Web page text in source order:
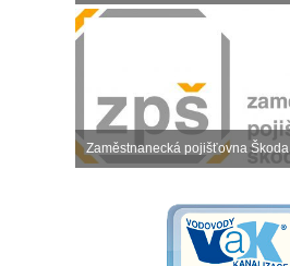
Zaměstnanecká pojišťovna Škoda